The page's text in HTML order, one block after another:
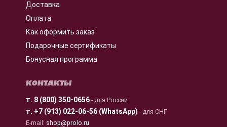
Доставка
Оплата
Как оформить заказ
Подарочные сертификаты
Бонусная программа
КОНТАКТЫ
т. 8 (800) 350-0656- для России
т. +7 (913) 022-06-56 (WhatsApp) - для СНГ
E-mail: shop@prolo.ru